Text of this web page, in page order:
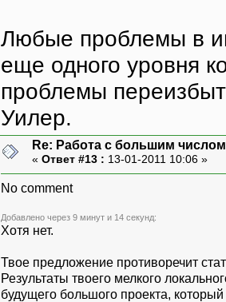
Любые проблемы в
еще одного уровня
проблемы
Уилер.
Re: Работа с большим
« Ответ #13 : 13-01-2011 10:06 »
No comment
Добавлено через 9 минут и 14 секунд:
Хотя нет.
Твое предложение противоречит
Результаты твоего мелкого
будущего большого проекта,